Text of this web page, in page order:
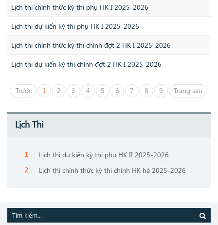
Lịch thi chính thức kỳ thi phụ HK I 2025-2026
Lịch thi dự kiến kỳ thi phụ HK I 2025-2026
Lịch thi chính thức kỳ thi chính đợt 2 HK I 2025-2026
Lịch thi dự kiến kỳ thi chính đợt 2 HK I 2025-2026
Trước 1 2 3 4 5 6 7 8 9 Trang sau
Lịch Thi
Lịch thi dự kiến kỳ thi phụ HK II 2025-2026
Lịch thi chính thức kỳ thi chính HK hè 2025-2026